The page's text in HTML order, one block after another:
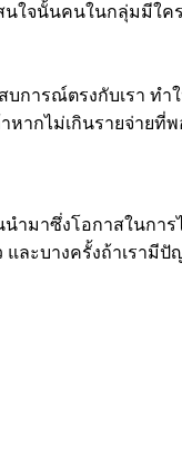
นใจนั้นคนในกลุ่มมีใ
ารณ์ตรงกับเรา ทำใ
หากไม่เกินรายจ่ายที่
ำมาซึ่งโอกาสในกา
ะบางครั้งถ้าเรามีปั